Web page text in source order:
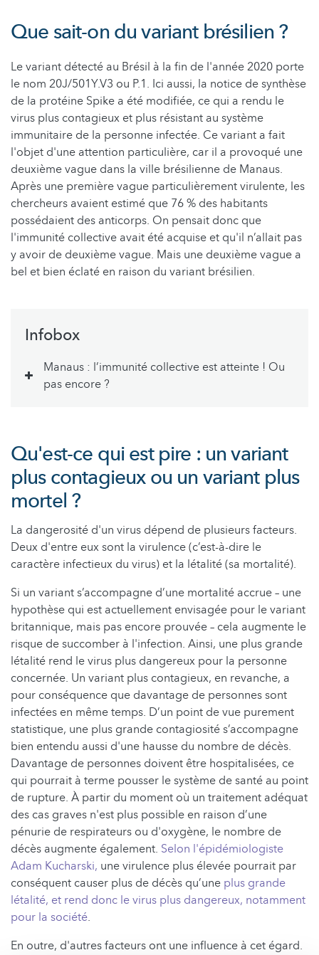
Que sait-on du variant brésilien ?
Le variant détecté au Brésil à la fin de l'année 2020 porte
le nom 20J/501Y.V3 ou P.1. Ici aussi, la notice de synthèse
de la protéine Spike a été modifiée, ce qui a rendu le
virus plus contagieux et plus résistant au système
immunitaire de la personne infectée. Ce variant a fait
l'objet d'une attention particulière, car il a provoqué une
deuxième vague dans la ville brésilienne de Manaus.
Après une première vague particulièrement virulente, les
chercheurs avaient estimé que 76 % des habitants
possédaient des anticorps. On pensait donc que
l'immunité collective avait été acquise et qu'il n’allait pas
y avoir de deuxième vague. Mais une deuxième vague a
bel et bien éclaté en raison du variant brésilien.
Infobox
Manaus : l’immunité collective est atteinte ! Ou
pas encore ?
Qu'est-ce qui est pire : un variant
plus contagieux ou un variant plus
mortel ?
La dangerosité d'un virus dépend de plusieurs facteurs.
Deux d'entre eux sont la virulence (c’est-à-dire le
caractère infectieux du virus) et la létalité (sa mortalité).
Si un variant s’accompagne d’une mortalité accrue – une
hypothèse qui est actuellement envisagée pour le variant
britannique, mais pas encore prouvée – cela augmente le
risque de succomber à l'infection. Ainsi, une plus grande
létalité rend le virus plus dangereux pour la personne
concernée. Un variant plus contagieux, en revanche, a
pour conséquence que davantage de personnes sont
infectées en même temps. D’un point de vue purement
statistique, une plus grande contagiosité s’accompagne
bien entendu aussi d'une hausse du nombre de décès.
Davantage de personnes doivent être hospitalisées, ce
qui pourrait à terme pousser le système de santé au point
de rupture. À partir du moment où un traitement adéquat
des cas graves n'est plus possible en raison d’une
pénurie de respirateurs ou d'oxygène, le nombre de
décès augmente également. Selon l'épidémiologiste
Adam Kucharski, une virulence plus élevée pourrait par
conséquent causer plus de décès qu’une plus grande
létalité, et rend donc le virus plus dangereux, notamment
pour la société.
En outre, d'autres facteurs ont une influence à cet égard.